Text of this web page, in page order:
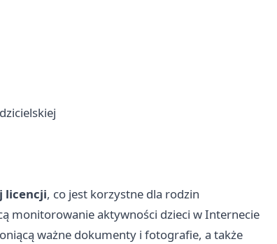
licencji, co jest korzystne dla rodzin
monitorowanie aktywności dzieci w Internecie
ważne dokumenty i fotografie, a także